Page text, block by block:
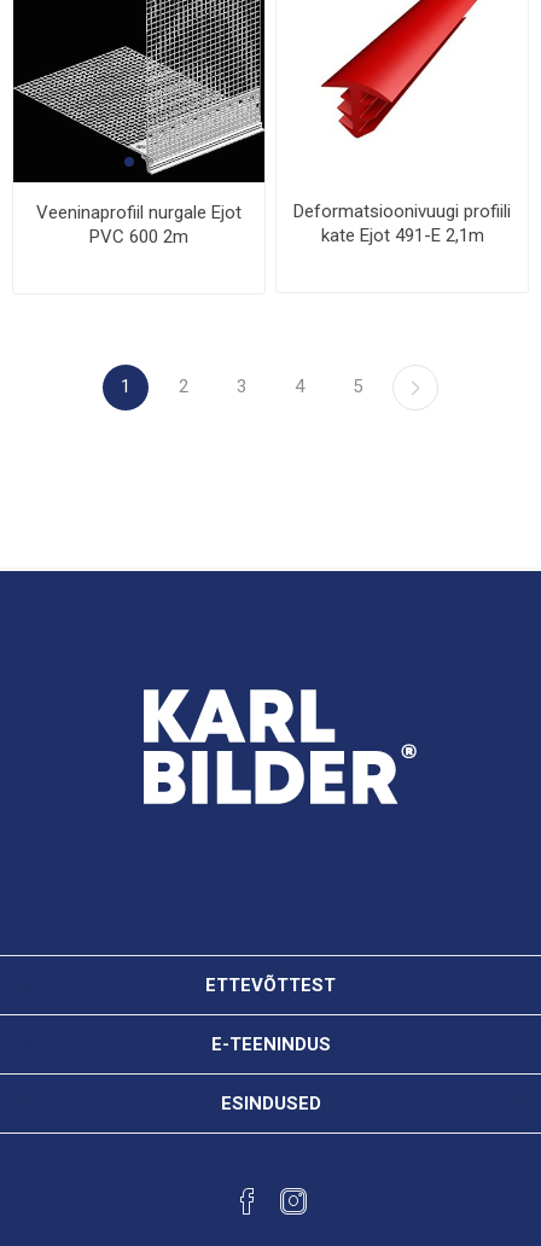
Veeninaprofiil nurgale Ejot
PVC 600 2m
Deformatsioonivuugi profiili
kate Ejot 491-E 2,1m
1 2 3 4 5
ETTEVÕTTEST
E-TEENINDUS
ESINDUSED